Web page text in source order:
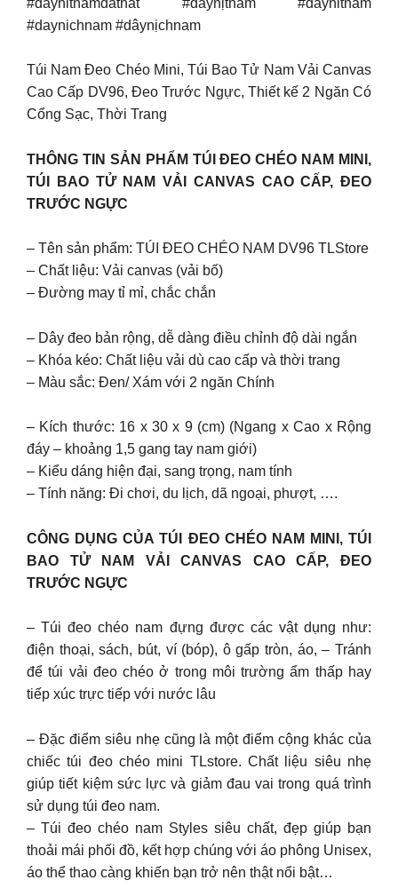
#daynichnam #dâynịchnam
Túi Nam Đeo Chéo Mini, Túi Bao Tử Nam Vải Canvas
Cao Cấp DV96, Đeo Trước Ngực, Thiết kế 2 Ngăn Có
Cổng Sạc, Thời Trang
THÔNG TIN SẢN PHẨM TÚI ĐEO CHÉO NAM MINI,
TÚI BAO TỬ NAM VẢI CANVAS CAO CẤP, ĐEO
TRƯỚC NGỰC
– Tên sản phẩm: TÚI ĐEO CHÉO NAM DV96 TLStore
– Chất liệu: Vải canvas (vải bố)
– Đường may tỉ mỉ, chắc chắn
– Dây đeo bản rộng, dễ dàng điều chỉnh độ dài ngắn
– Khóa kéo: Chất liệu vải dù cao cấp và thời trang
– Màu sắc: Đen/ Xám với 2 ngăn Chính
– Kích thước: 16 x 30 x 9 (cm) (Ngang x Cao x Rộng
đáy – khoảng 1,5 gang tay nam giới)
– Kiểu dáng hiện đại, sang trọng, nam tính
– Tính năng: Đi chơi, du lịch, dã ngoại, phượt, ….
CÔNG DỤNG CỦA TÚI ĐEO CHÉO NAM MINI, TÚI
BAO TỬ NAM VẢI CANVAS CAO CẤP, ĐEO
TRƯỚC NGỰC
– Túi đeo chéo nam đựng được các vật dụng như:
điện thoại, sách, bút, ví (bóp), ô gấp tròn, áo, – Tránh
để túi vải đeo chéo ở trong môi trường ẩm thấp hay
tiếp xúc trực tiếp với nước lâu
– Đặc điểm siêu nhẹ cũng là một điểm cộng khác của
chiếc túi đeo chéo mini TLstore. Chất liệu siêu nhẹ
giúp tiết kiệm sức lực và giảm đau vai trong quá trình
sử dụng túi đeo nam.
– Túi đeo chéo nam Styles siêu chất, đẹp giúp bạn
thoải mái phối đồ, kết hợp chúng với áo phông Unisex,
áo thể thao càng khiến bạn trở nên thật nổi bật…